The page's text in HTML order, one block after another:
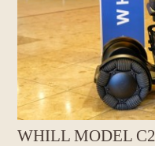
WHILL MODEL